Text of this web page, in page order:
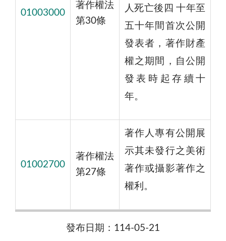
01003000
著作權法
第30條
人死亡後四 十年至
五十年間首次公開
發表者，著作財產
權之期間，自公開
發表時起存續十
年。
01002700
著作權法
第27條
著作人專有公開展
示其未發行之美術
著作或攝影著作之
權利。
發布日期：114-05-21